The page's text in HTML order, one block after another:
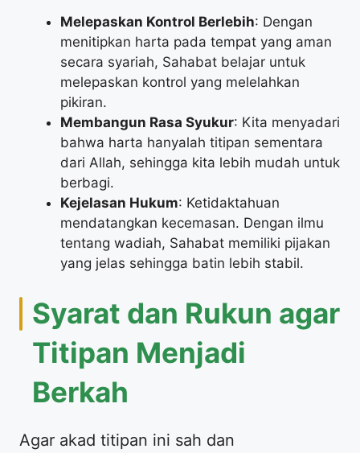
Melepaskan Kontrol Berlebih: Dengan
menitipkan harta pada tempat yang aman
secara syariah, Sahabat belajar untuk
melepaskan kontrol yang melelahkan
pikiran.
Membangun Rasa Syukur: Kita menyadari
bahwa harta hanyalah titipan sementara
dari Allah, sehingga kita lebih mudah untuk
berbagi.
Kejelasan Hukum: Ketidaktahuan
mendatangkan kecemasan. Dengan ilmu
tentang wadiah, Sahabat memiliki pijakan
yang jelas sehingga batin lebih stabil.
​Syarat dan Rukun agar
Titipan Menjadi
Berkah
​Agar akad titipan ini sah dan